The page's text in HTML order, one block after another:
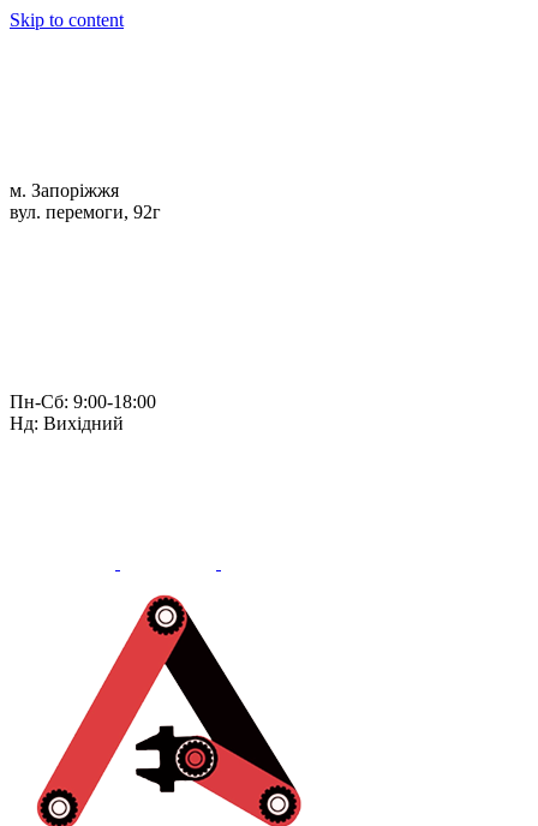
Skip to content
м. Запоріжжя
вул. перемоги, 92г
Пн-Сб: 9:00-18:00
Нд: Вихідний